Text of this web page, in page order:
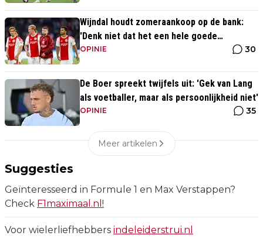
Wijndal houdt zomeraankoop op de bank:
'Denk niet dat het een hele goede
verdediger is'
OPINIE 30
De Boer spreekt twijfels uit: 'Gek van Lang
als voetballer, maar als persoonlijkheid niet'
OPINIE 35
Meer artikelen
Suggesties
Geïnteresseerd in Formule 1 en Max Verstappen?
Check F1maximaal.nl!
Voor wielerliefhebbers indeleiderstrui.nl